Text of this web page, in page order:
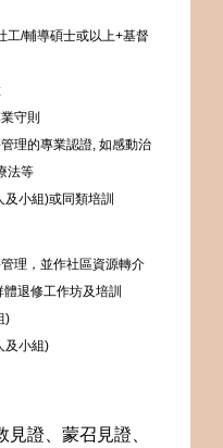
工/輔導碩士或以上+基督
守則
理的專業認證, 如感動治
法等
小組)或同類培訓
理，並作社區資源轉介
退修工作坊及培訓
)
及小組)
證、蒙召見證、